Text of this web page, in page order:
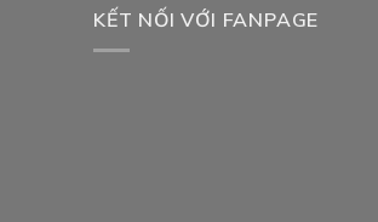
KẾT NỐI VỚI FANPAGE